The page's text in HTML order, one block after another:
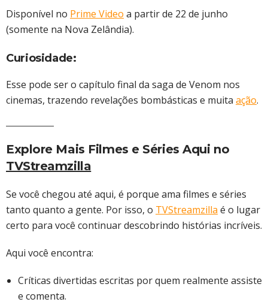
Disponível no Prime Video a partir de 22 de junho
(somente na Nova Zelândia).
Curiosidade:
Esse pode ser o capítulo final da saga de Venom nos
cinemas, trazendo revelações bombásticas e muita ação.
Explore Mais Filmes e Séries Aqui no
TVStreamzilla
Se você chegou até aqui, é porque ama filmes e séries
tanto quanto a gente. Por isso, o TVStreamzilla é o lugar
certo para você continuar descobrindo histórias incríveis.
Aqui você encontra:
Críticas divertidas escritas por quem realmente assiste
e comenta.